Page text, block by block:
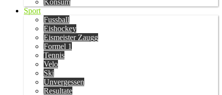
Konsum
Sport
Fussball
Eishockey
Eismeister Zaugg
Formel 1
Tennis
Velo
Ski
Unvergessen
Resultate